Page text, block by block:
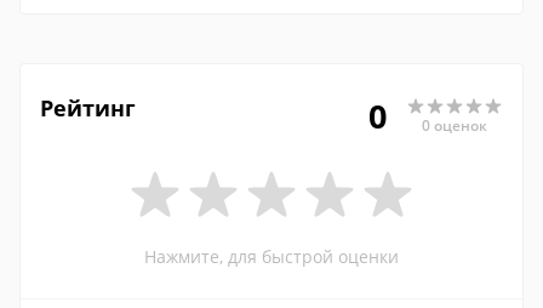
Рейтинг 0 0 оценок
Нажмите, для быстрой оценки